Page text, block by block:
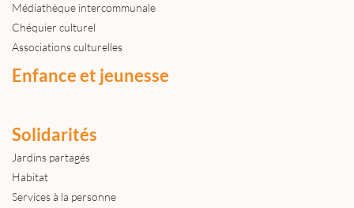
Médiathèque intercommunale
Chéquier culturel
Associations culturelles
Enfance et jeunesse
Solidarités
Jardins partagés
Habitat
Services à la personne